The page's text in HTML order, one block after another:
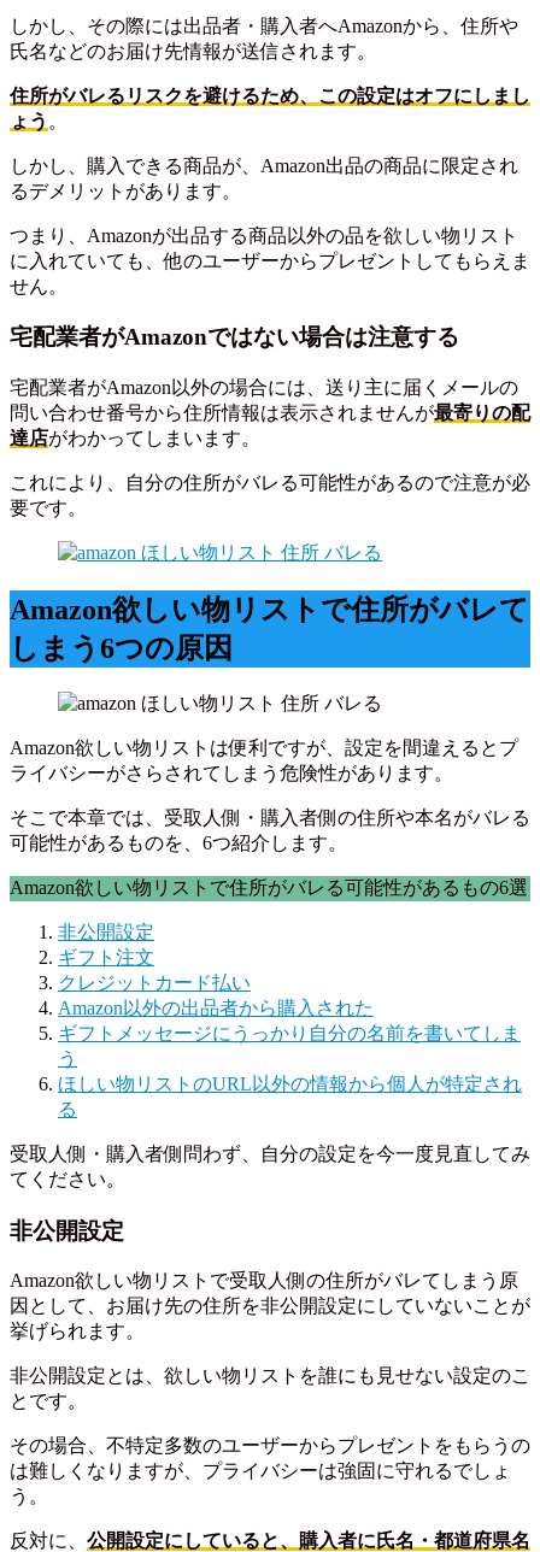
しかし、その際には出品者・購入者へAmazonから、住所や
氏名などのお届け先情報が送信されます。
住所がバレるリスクを避けるため、この設定はオフにしまし
ょう 。
しかし、購入できる商品が、Amazon出品の商品に限定され
るデメリットがあります。
つまり、Amazonが出品する商品以外の品を欲しい物リスト
に入れていても、他のユーザーからプレゼントしてもらえま
せん。
宅配業者がAmazonではない場合は注意する
宅配業者がAmazon以外の場合には、送り主に届くメールの
問い合わせ番号から住所情報は表示されませんが最寄りの配
達店がわかってしまいます。
これにより、自分の住所がバレる可能性があるので注意が必
要です。
Amazon欲しい物リストで住所がバレて
しまう6つの原因
Amazon欲しい物リストは便利ですが、設定を間違えるとプ
ライバシーがさらされてしまう危険性があります。
そこで本章では、受取人側・購入者側の住所や本名がバレる
可能性があるものを、6つ紹介します。
Amazon欲しい物リストで住所がバレる可能性があるもの6選
非公開設定
ギフト注文
クレジットカード払い
Amazon以外の出品者から購入された
ギフトメッセージにうっかり自分の名前を書いてしま
う
ほしい物リストのURL以外の情報から個人が特定され
る
受取人側・購入者側問わず、自分の設定を今一度見直してみ
てください。
非公開設定
Amazon欲しい物リストで受取人側の住所がバレてしまう原
因として、お届け先の住所を非公開設定にしていないことが
挙げられます。
非公開設定とは、欲しい物リストを誰にも見せない設定のこ
とです。
その場合、不特定多数のユーザーからプレゼントをもらうの
は難しくなりますが、プライバシーは強固に守れるでしょ
う。
反対に、 公開設定にしていると、購入者に氏名・都道府県名